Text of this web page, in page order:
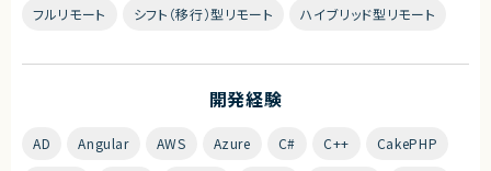
フルリモート シフト（移行）型リモート ハイブリッド型リモート
開発経験
AD Angular AWS Azure C# C++ CakePHP